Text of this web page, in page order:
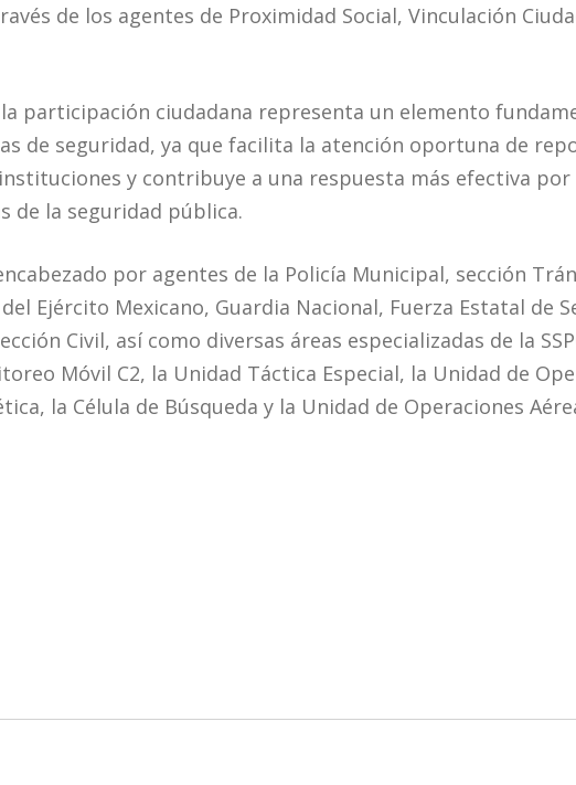
de los agentes de Proximidad Social, Vinculación
participación ciudadana representa un elemento
de seguridad, ya que facilita la atención oportuna de
y contribuye a una respuesta más efectiva
de la seguridad pública.
por agentes de la Policía Municipal, sección
Ejército Mexicano, Guardia Nacional, Fuerza Estatal de
Civil, así como diversas áreas especializadas de la
Móvil C2, la Unidad Táctica Especial, la Unidad de
la Célula de Búsqueda y la Unidad de Operaciones